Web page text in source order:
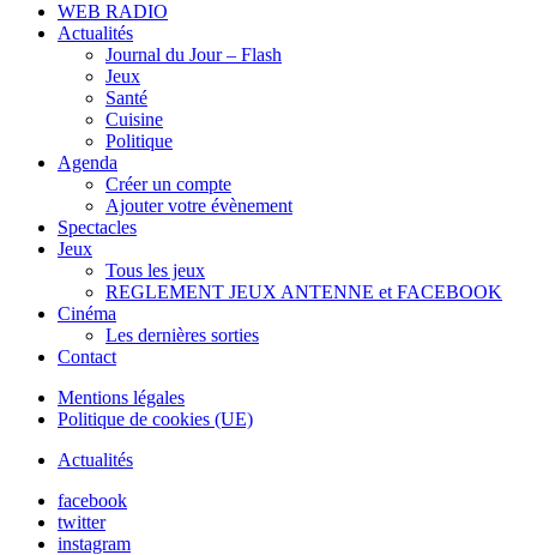
WEB RADIO
Actualités
Journal du Jour – Flash
Jeux
Santé
Cuisine
Politique
Agenda
Créer un compte
Ajouter votre évènement
Spectacles
Jeux
Tous les jeux
REGLEMENT JEUX ANTENNE et FACEBOOK
Cinéma
Les dernières sorties
Contact
Mentions légales
Politique de cookies (UE)
Actualités
facebook
twitter
instagram